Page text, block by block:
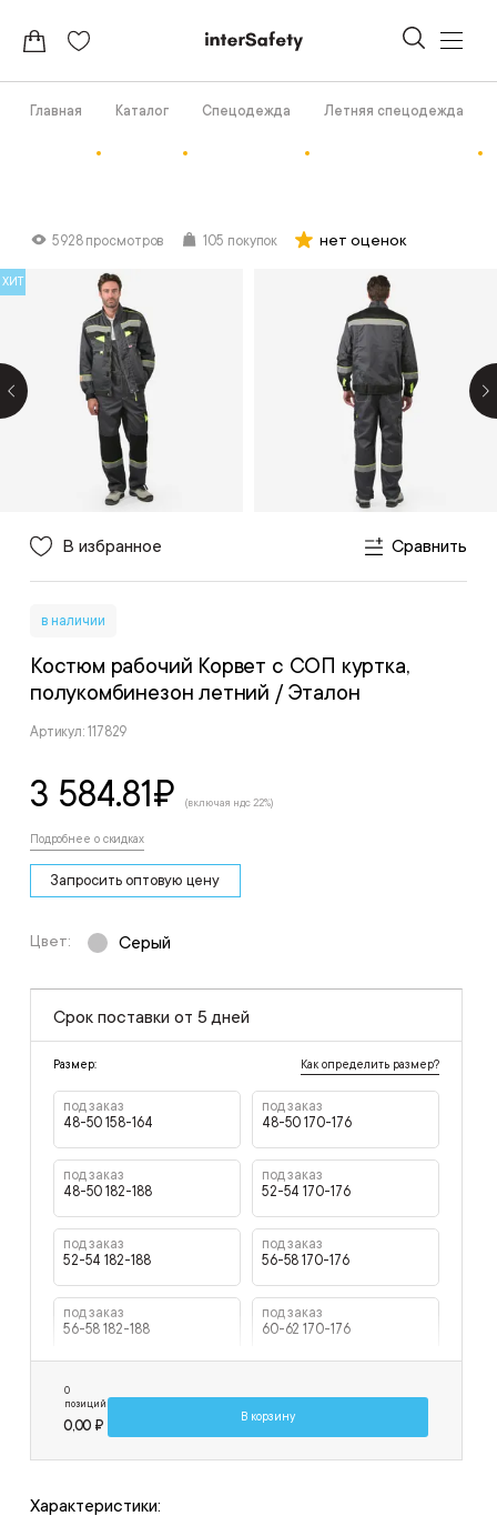
Главная Каталог Спецодежда Летняя спецодежда
5928 просмотров 105 покупок нет оценок
ХИТ
В избранное Сравнить
в наличии
Костюм рабочий Корвет с СОП куртка,
полукомбинезон летний / Эталон
Артикул: 117829
3 584.81₽ (включая ндс 22%)
Подробнее о скидках
Запросить оптовую цену
Цвет: Серый
Срок поставки от 5 дней
Размер: Как определить размер?
под заказ
48-50 158-164
под заказ
48-50 170-176
под заказ
48-50 182-188
под заказ
52-54 170-176
под заказ
52-54 182-188
под заказ
56-58 170-176
под заказ
56-58 182-188
под заказ
60-62 170-176
60-62 182-188
0
позиций
0,00 ₽
В корзину
Характеристики: